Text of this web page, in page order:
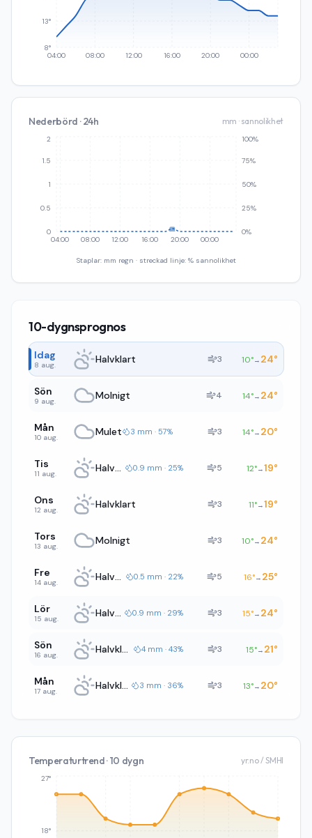
04:00 08:00 12:00 16:00 20:00 00:00
8°
13°
Nederbörd · 24h mm · sannolikhet
04:00 08:00 12:00 16:00 20:00 00:00
0
0.5
1
1.5
2
0%
25%
50%
75%
100%
Staplar: mm regn · streckad linje: % sannolikhet
10-dygnsprognos
Idag
8 aug. Halvklart 3 10°→ 24°
Sön
9 aug. Molnigt 4 14°→ 24°
Mån
10 aug. Mulet 3 mm · 57% 3 14°→ 20°
Tis
11 aug. Halvklart 0.9 mm · 25% 5 12°→19°
Ons
12 aug. Halvklart 3 11°→19°
Tors
13 aug. Molnigt 3 10°→ 24°
Fre
14 aug. Halvklart 0.5 mm · 22% 5 16°→ 25°
Lör
15 aug. Halvklart 0.9 mm · 29% 3 15°→ 24°
Sön
16 aug. Halvklart 4 mm · 43% 3 15°→ 21°
Mån
17 aug. Halvklart 3 mm · 36% 3 13°→ 20°
Temperaturtrend · 10 dygn yr.no / SMHI
18°
27°